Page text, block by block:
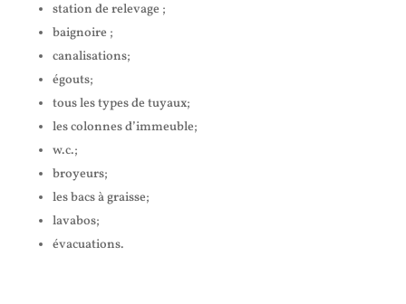
station de relevage ;
baignoire ;
canalisations;
égouts;
tous les types de tuyaux;
les colonnes d’immeuble;
w.c.;
broyeurs;
les bacs à graisse;
lavabos;
évacuations.